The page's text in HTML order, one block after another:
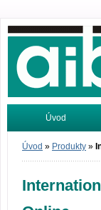
Úvod
Vyhľadávanie
Úvod » Produkty »